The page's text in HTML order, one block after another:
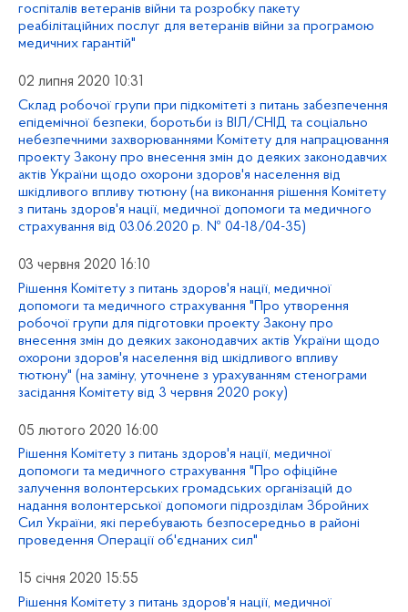
госпіталів ветеранів війни та розробку пакету
реабілітаційних послуг для ветеранів війни за програмою
медичних гарантій"
02 липня 2020 10:31
Склад робочої групи при підкомітеті з питань забезпечення
епідемічної безпеки, боротьби із ВІЛ/СНІД та соціально
небезпечними захворюваннями Комітету для напрацювання
проекту Закону про внесення змін до деяких законодавчих
актів України щодо охорони здоров'я населення від
шкідливого впливу тютюну (на виконання рішення Комітету
з питань здоров'я нації, медичної допомоги та медичного
страхування від 03.06.2020 р. № 04-18/04-35)
03 червня 2020 16:10
Рішення Комітету з питань здоров'я нації, медичної
допомоги та медичного страхування "Про утворення
робочої групи для підготовки проекту Закону про
внесення змін до деяких законодавчих актів України щодо
охорони здоров'я населення від шкідливого впливу
тютюну" (на заміну, уточнене з урахуванням стенограми
засідання Комітету від 3 червня 2020 року)
05 лютого 2020 16:00
Рішення Комітету з питань здоров'я нації, медичної
допомоги та медичного страхування "Про офіційне
залучення волонтерських громадських організацій до
надання волонтерської допомоги підрозділам Збройних
Сил України, які перебувають безпосередньо в районі
проведення Операції об'єднаних сил"
15 січня 2020 15:55
Рішення Комітету з питань здоров'я нації, медичної